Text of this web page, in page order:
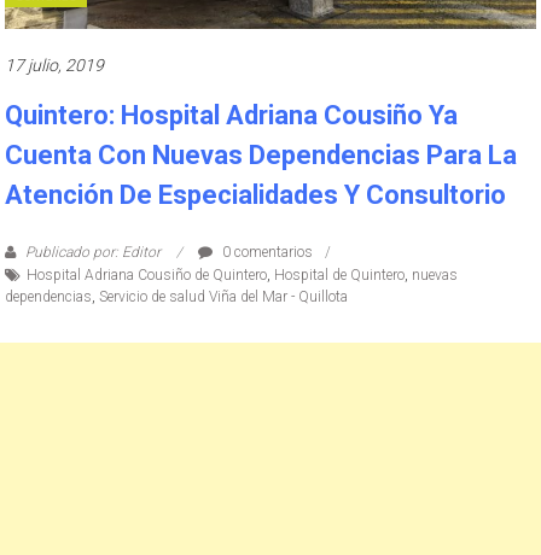
17 julio, 2019
Quintero: Hospital Adriana Cousiño Ya
Cuenta Con Nuevas Dependencias Para La
Atención De Especialidades Y Consultorio
Publicado por: Editor
0 comentarios
Hospital Adriana Cousiño de Quintero Hospital de Quintero nuevas
dependencias ,Servicio de salud Viña del Mar - Quillota